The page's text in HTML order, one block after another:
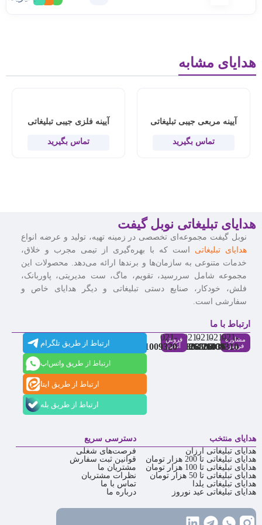
هدایای مشابه
آیینه مربعی جیبی تبلیغاتی
تماس بگیرید
آیینه فلزی جیبی تبلیغاتی
تماس بگیرید
هدایای تبلیغاتی نوبل گیفت
نوبل گیفت مجموعه‌ای تخصصی در زمینه تهیه، تولید و عرضه انواع
هدایای تبلیغاتی است که با بهره‌گیری از تیمی مجرب و خلاق،
خدمات متنوعی به سازمان‌ها و برندها ارائه می‌دهد. محصولات این
مجموعه شامل سررسید، تقویم، ماگ، ست مدیریتی، پاوربانک،
فلش، خودکار، صنایع دستی تبلیغاتی و دیگر هدایای خاص و
سفارشی است.
ارتباط با ما
مشاوره
فروش
021-
91009310
021-
86126036
021-
86126506
021-
88537803
فروش
آنلاین
021-
91009320
ارتباط از طریق تلگرام
ارتباط از طریق واتس‌اپ
ارتباط از طریق ایتا
ارتباط از طریق بله
هدایای منتخب
هدایای تبلیغاتی ارزان
هدایای تبلیغاتی تا 200 هزار تومان
هدایای تبلیغاتی تا 100 هزار تومان
هدایای تبلیغاتی تا 50 هزار تومان
هدایای تبلیغاتی یلدا
هدایای تبلیغاتی عید نوروز
دسترسی سریع
فرصت‌های شغلی
قوانین ثبت سفارش
مشتریان ما
نظرات مشتریان
تماس با ما
درباره ما